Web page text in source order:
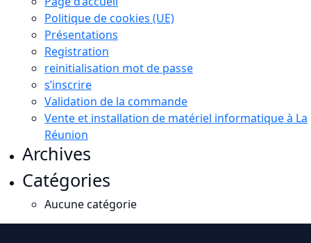
Politique de cookies (UE)
Présentations
Registration
reinitialisation mot de passe
s’inscrire
Validation de la commande
Vente et installation de matériel informatique à La
Réunion
Archives
Catégories
Aucune catégorie